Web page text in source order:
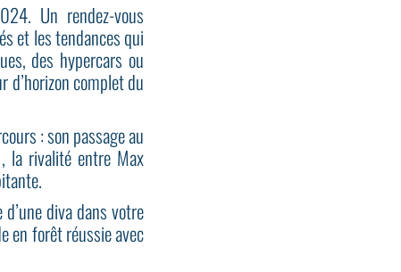
Un rendez-vous
et les tendances qui
des hypercars ou
complet du
: son passage au
la rivalité entre Max
diva dans votre
en forêt réussie avec